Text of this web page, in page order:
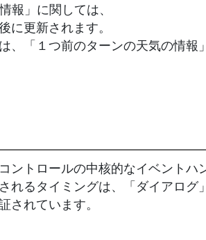
報」に関しては、
に更新されます。
、「１つ前のターンの天気の情報
ントロールの中核的なイベントハ
れるタイミングは、「ダイアログ
されています。